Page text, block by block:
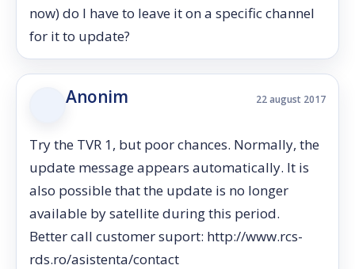
now) do I have to leave it on a specific channel
for it to update?
Anonim 22 august 2017
Try the TVR 1, but poor chances. Normally, the
update message appears automatically. It is
also possible that the update is no longer
available by satellite during this period.
Better call customer suport: http://www.rcs-
rds.ro/asistenta/contact